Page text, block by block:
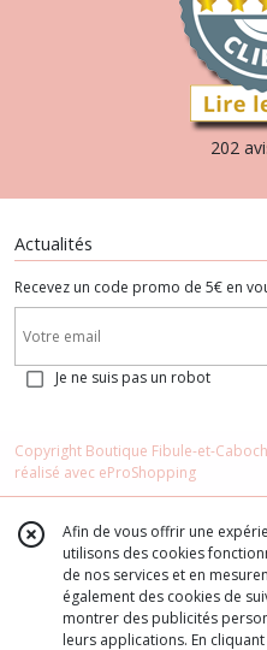
202
Actualités
Recevez un code promo de 5€ en
Je ne suis pas un robot
Copyright Boutique Fibule-et-
réalisé avec eProShopping
Afin de vous offrir une
utilisons des cookies
de nos services et en
également des cookies de
montrer des publicités
leurs applications. En cliquant